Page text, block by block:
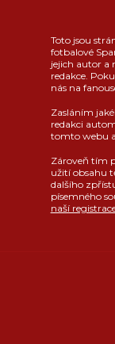
Toto jsou
fotbalové
jejich autor a
redakce.
nás na
Zasláním
redakci
tomto webu
Zároveň tím
užití obsahu
dalšího
písemného
naší